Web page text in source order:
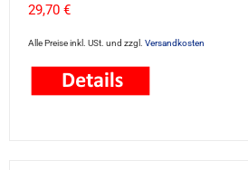
29,70 €
Alle Preise inkl. USt. und zzgl. Versandkosten